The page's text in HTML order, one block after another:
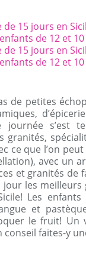
de petites
journée s’est
granités,
ce que l’on
avec un
et granités de
jour les
Les
et
le fruit! Un
conseil faites-y